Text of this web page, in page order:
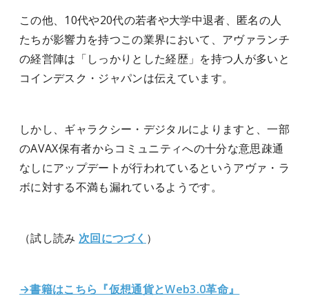
この他、10代や20代の若者や大学中退者、匿名の人
たちが影響力を持つこの業界において、アヴァランチ
の経営陣は「しっかりとした経歴」を持つ人が多いと
コインデスク・ジャパンは伝えています。
しかし、ギャラクシー・デジタルによりますと、一部
のAVAX保有者からコミュニティへの十分な意思疎通
なしにアップデートが行われているというアヴァ・ラ
ボに対する不満も漏れているようです。
（試し読み 次回につづく ）
→書籍はこちら『仮想通貨とWeb3.0革命』